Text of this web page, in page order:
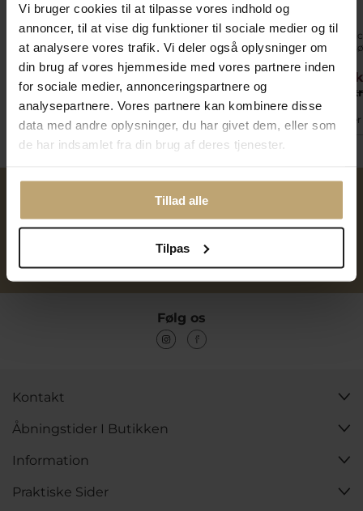
Vi bruger cookies til at tilpasse vores indhold og
annoncer, til at vise dig funktioner til sociale medier og til
at analysere vores trafik. Vi deler også oplysninger om
din brug af vores hjemmeside med vores partnere inden
for sociale medier, annonceringspartnere og
analysepartnere. Vores partnere kan kombinere disse
data med andre oplysninger, du har givet dem, eller som
de har indsamlet fra din brug af deres tjenester.
Tillad alle
Tilpas
*Aqua Dulce Lock Love
halskæde sølv (42 + 3
499,00 kr
349,30 kr
På lager
Aqua Dulce Elina
øreringe sølv m. cz
449,00 kr
På fjernlager
*Aqua
øreringe
149,00 kr
104,30
På lager
Reparation af smykker og
ure
Følg os
Kontakt
Åbningstider I Butikken
Information
Praktiske Sider